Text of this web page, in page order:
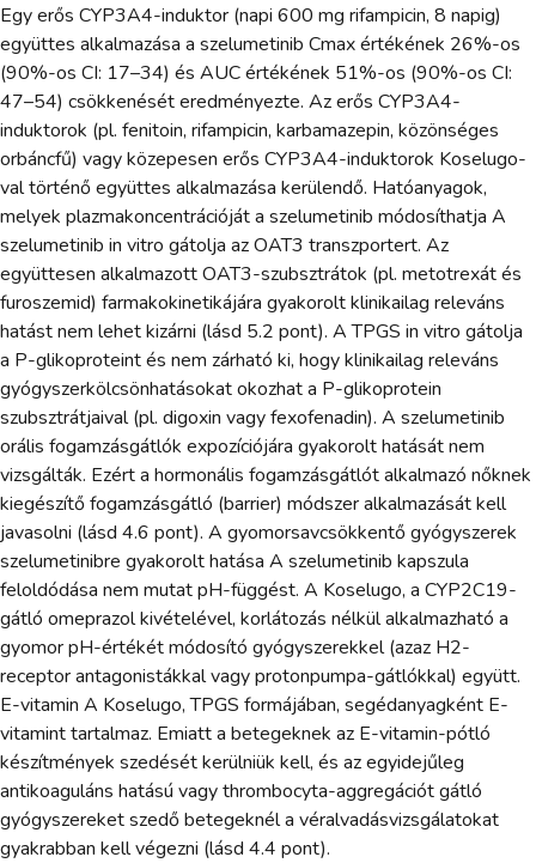
Egy erős CYP3A4-induktor (napi 600 mg rifampicin, 8 napig)
együttes alkalmazása a szelumetinib Cmax értékének 26%-os
(90%-os CI: 17–34) és AUC értékének 51%-os (90%-os CI:
47–54) csökkenését eredményezte. Az erős CYP3A4-
induktorok (pl. fenitoin, rifampicin, karbamazepin, közönséges
orbáncfű) vagy közepesen erős CYP3A4-induktorok Koselugo-
val történő együttes alkalmazása kerülendő. Hatóanyagok,
melyek plazmakoncentrációját a szelumetinib módosíthatja A
szelumetinib in vitro gátolja az OAT3 transzportert. Az
együttesen alkalmazott OAT3-szubsztrátok (pl. metotrexát és
furoszemid) farmakokinetikájára gyakorolt klinikailag releváns
hatást nem lehet kizárni (lásd 5.2 pont). A TPGS in vitro gátolja
a P-glikoproteint és nem zárható ki, hogy klinikailag releváns
gyógyszerkölcsönhatásokat okozhat a P-glikoprotein
szubsztrátjaival (pl. digoxin vagy fexofenadin). A szelumetinib
orális fogamzásgátlók expozíciójára gyakorolt hatását nem
vizsgálták. Ezért a hormonális fogamzásgátlót alkalmazó nőknek
kiegészítő fogamzásgátló (barrier) módszer alkalmazását kell
javasolni (lásd 4.6 pont). A gyomorsavcsökkentő gyógyszerek
szelumetinibre gyakorolt hatása A szelumetinib kapszula
feloldódása nem mutat pH-függést. A Koselugo, a CYP2C19-
gátló omeprazol kivételével, korlátozás nélkül alkalmazható a
gyomor pH-értékét módosító gyógyszerekkel (azaz H2-
receptor antagonistákkal vagy protonpumpa-gátlókkal) együtt.
E-vitamin A Koselugo, TPGS formájában, segédanyagként E-
vitamint tartalmaz. Emiatt a betegeknek az E-vitamin-pótló
készítmények szedését kerülniük kell, és az egyidejűleg
antikoaguláns hatású vagy thrombocyta-aggregációt gátló
gyógyszereket szedő betegeknél a véralvadásvizsgálatokat
gyakrabban kell végezni (lásd 4.4 pont).